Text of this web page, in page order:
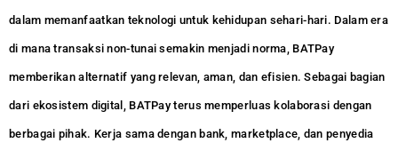
dalam memanfaatkan teknologi untuk kehidupan sehari-hari. Dalam era
di mana transaksi non-tunai semakin menjadi norma, BATPay
memberikan alternatif yang relevan, aman, dan efisien. Sebagai bagian
dari ekosistem digital, BATPay terus memperluas kolaborasi dengan
berbagai pihak. Kerja sama dengan bank, marketplace, dan penyedia